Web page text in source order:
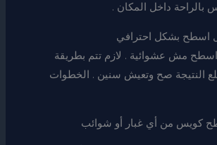
داخل المكان .
اسطح بشكل احترافي
اسطح مش عشوائية . لازم تتم بطريقة
النتيجة صح وتعيش سنين . الخطوات
كويس من أي غبار أو شوائب